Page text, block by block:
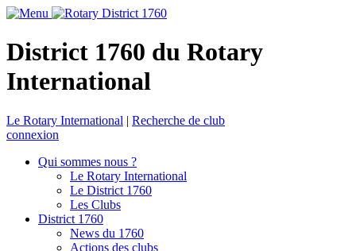
District 1760 du Rotary
International
Le Rotary International | Recherche de club
connexion
Qui sommes nous ?
Le Rotary International
Le District 1760
Les Clubs
District 1760
News du 1760
Actions des clubs